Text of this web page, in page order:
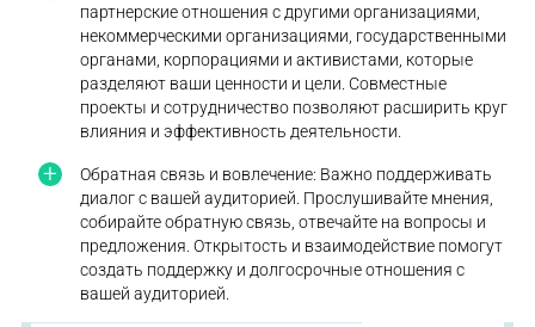
партнерские отношения с другими организациями,
некоммерческими организациями, государственными
органами, корпорациями и активистами, которые
разделяют ваши ценности и цели. Совместные
проекты и сотрудничество позволяют расширить круг
влияния и эффективность деятельности.
Обратная связь и вовлечение: Важно поддерживать
диалог с вашей аудиторией. Прослушивайте мнения,
собирайте обратную связь, отвечайте на вопросы и
предложения. Открытость и взаимодействие помогут
создать поддержку и долгосрочные отношения с
вашей аудиторией.